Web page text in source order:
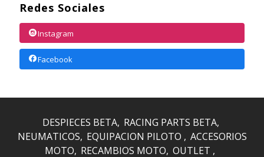
Redes Sociales
Instagram
Facebook
DESPIECES BETA RACING PARTS BETA
NEUMATICOS EQUIPACION PILOTO
ACCESORIOS
MOTO RECAMBIOS MOTO OUTLET